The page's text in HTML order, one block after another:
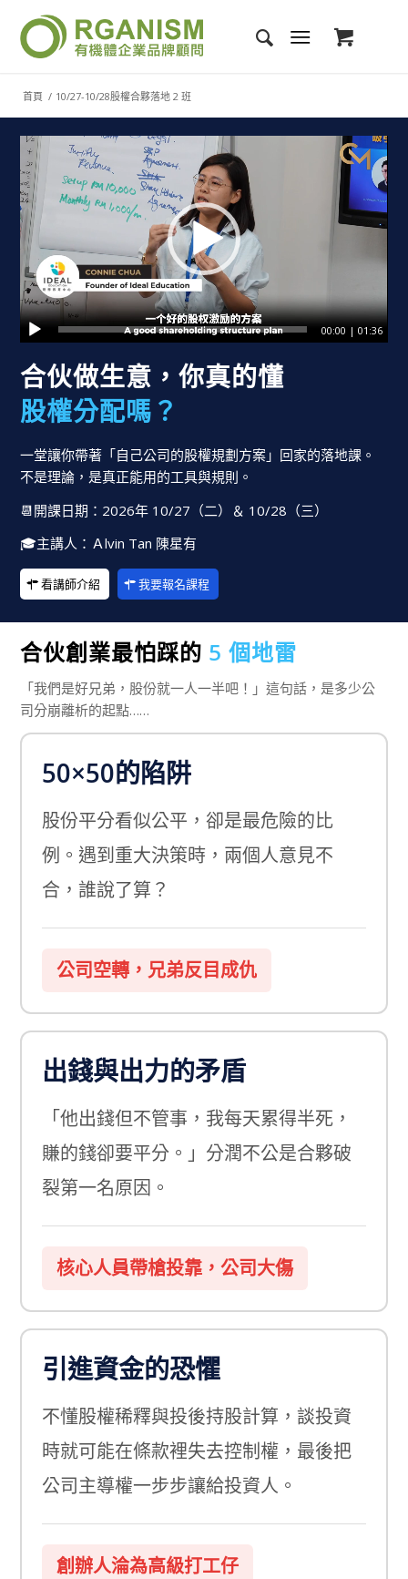
首頁 / 10/27-10/28股權合夥落地 2 班
00:00 | 01:36
合伙做生意，你真的懂
股權分配嗎？
一堂讓你帶著「自己公司的股權規劃方案」回家的落地課。
不是理論，是真正能用的工具與規則。
📆開課日期：2026年 10/27（二）＆ 10/28（三）
🎓主講人：Ａlvin Tan 陳星有
看講師介紹 我要報名課程
合伙創業最怕踩的 5 個地雷
「我們是好兄弟，股份就一人一半吧！」這句話，是多少公
司分崩離析的起點……
50×50的陷阱
股份平分看似公平，卻是最危險的比
例。遇到重大決策時，兩個人意見不
合，誰說了算？
公司空轉，兄弟反目成仇
出錢與出力的矛盾
「他出錢但不管事，我每天累得半死，
賺的錢卻要平分。」分潤不公是合夥破
裂第一名原因。
核心人員帶槍投靠，公司大傷
引進資金的恐懼
不懂股權稀釋與投後持股計算，談投資
時就可能在條款裡失去控制權，最後把
公司主導權一步步讓給投資人。
創辦人淪為高級打工仔